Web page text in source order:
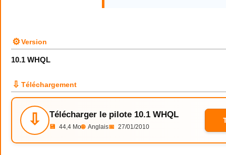
⚙Version
10.1 WHQL
⇩ Téléchargement
⇩ Télécharger le pilote 10.1 WHQL
💾 44,4 Mo🌐 Anglais📅 27/01/2010